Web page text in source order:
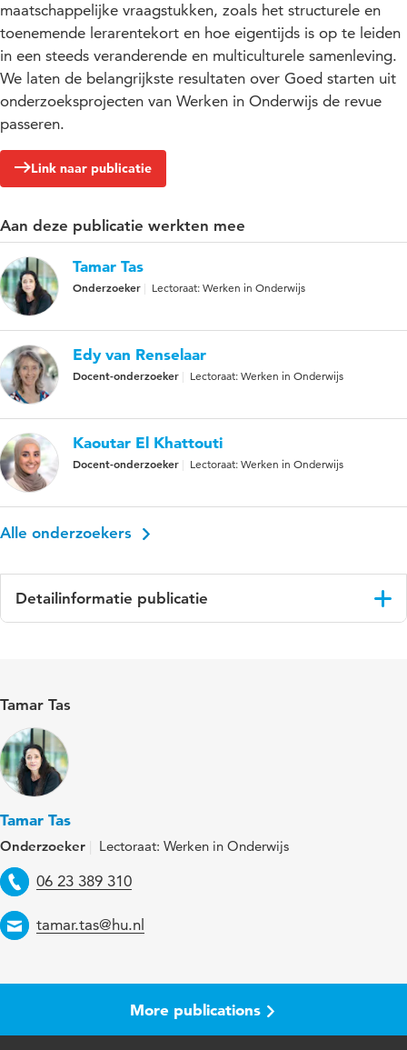
maatschappelijke vraagstukken, zoals het structurele en
toenemende lerarentekort en hoe eigentijds is op te leiden
in een steeds veranderende en multiculturele samenleving.
We laten de belangrijkste resultaten over Goed starten uit
onderzoeksprojecten van Werken in Onderwijs de revue
passeren.
Link naar publicatie
Aan deze publicatie werkten mee
Tamar Tas
Onderzoeker Lectoraat: Werken in Onderwijs
Edy van Renselaar
Docent-onderzoeker Lectoraat: Werken in Onderwijs
Kaoutar El Khattouti
Docent-onderzoeker Lectoraat: Werken in Onderwijs
Alle onderzoekers
Detailinformatie publicatie
in
Trefwoorden
Paginabereik 9-12
Tamar Tas
Tamar Tas
Onderzoeker Lectoraat: Werken in Onderwijs
Telefoon
06 23 389 310
Email
tamar.tas@hu.nl
More publications